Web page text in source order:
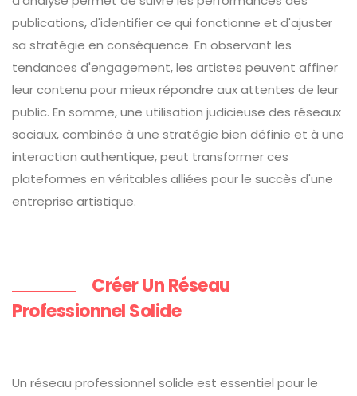
publications, d'identifier ce qui fonctionne et d'ajuster
sa stratégie en conséquence. En observant les
tendances d'engagement, les artistes peuvent affiner
leur contenu pour mieux répondre aux attentes de leur
public. En somme, une utilisation judicieuse des réseaux
sociaux, combinée à une stratégie bien définie et à une
interaction authentique, peut transformer ces
plateformes en véritables alliées pour le succès d'une
entreprise artistique.
Créer Un Réseau
Professionnel Solide
Un réseau professionnel solide est essentiel pour le